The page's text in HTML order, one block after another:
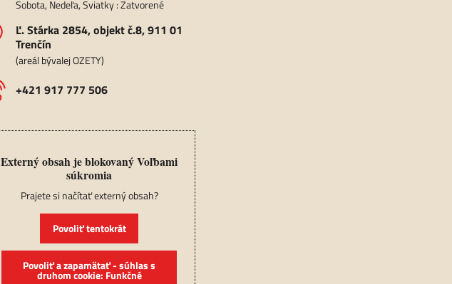
Sobota, Nedeľa, Sviatky : Zatvorené
Ľ​. Stárka 2854, objekt č​.8, 911 01
Trenčín
(areál bývalej OZETY)
+421 917 777 506
Externý obsah je blokovaný Voľbami
súkromia
Prajete si načítať externý obsah?
Povoliť tentokrát
Povoliť a zapamätať - súhlas s
druhom cookie: Funkčné